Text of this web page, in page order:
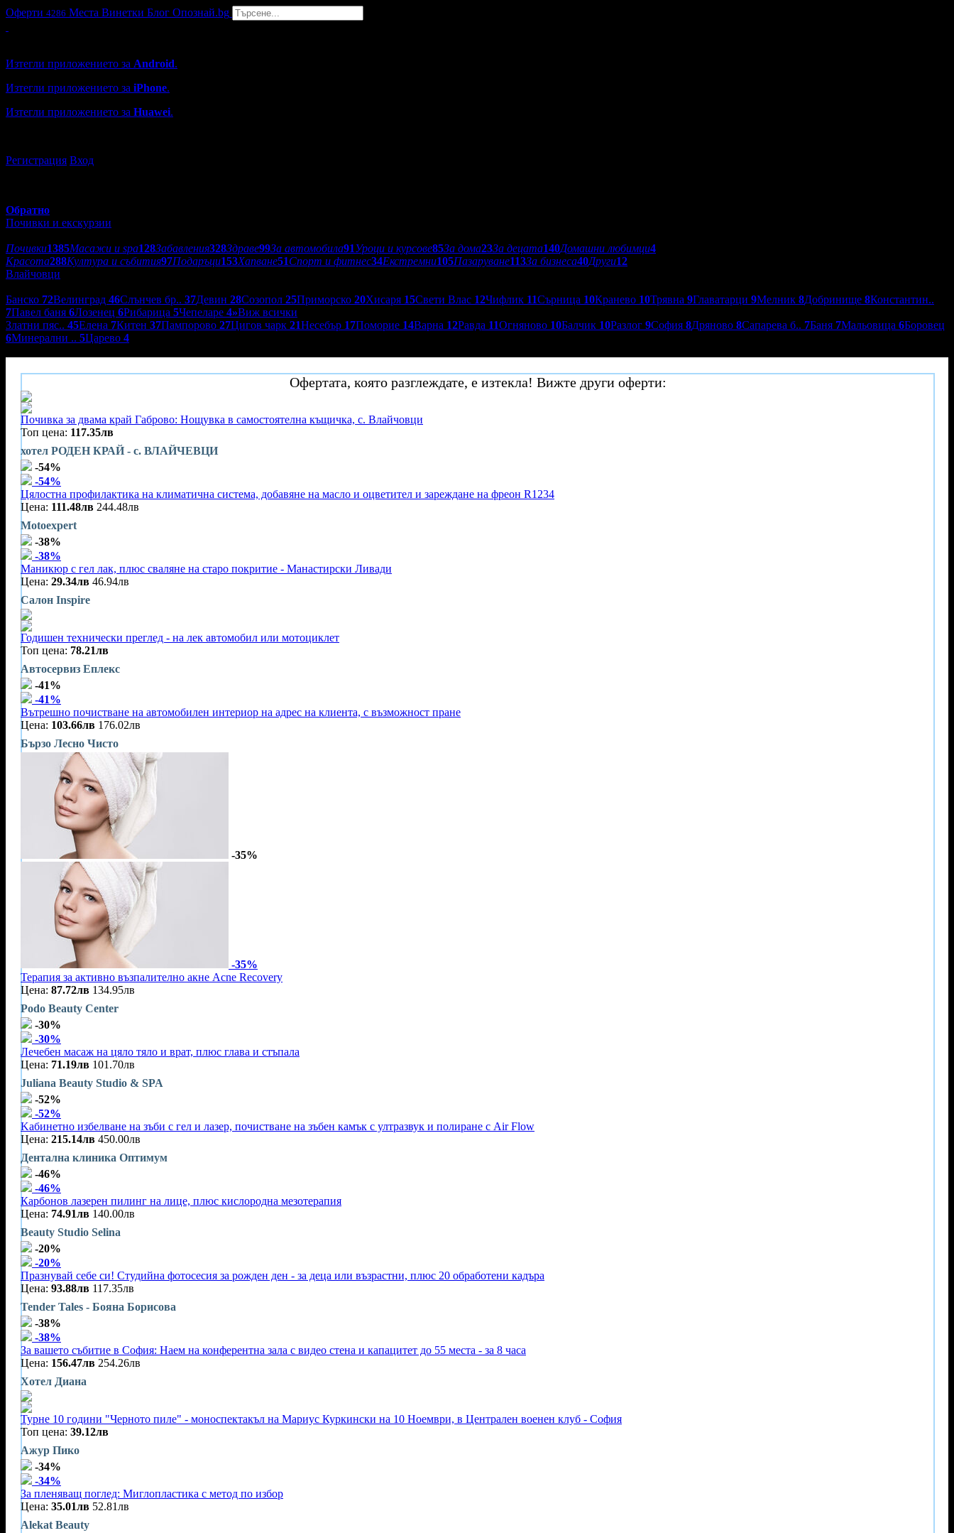
Оферти 4286 Места Винетки Блог Опознай.bg
Изтегли приложението за Android.
Изтегли приложението за iPhone.
Изтегли приложението за Huawei.
Регистрация Вход
Обратно
Почивки и екскурзии
Почивки1385Масажи и spa128Забавления328Здраве99За автомобила91Уроци и курсове85За дома23За децата140Домашни любимци4
Красота288Култура и събития97Подаръци153Хапване51Спорт и фитнес34Екстремни105Пазаруване113За бизнеса40Други12
Влайчовци
Банско 72Велинград 46Слънчев бр.. 37Девин 28Созопол 25Приморско 20Хисаря 15Свети Влас 12Чифлик 11Сърница 10Кранево 10Трявна 9Главатарци 9Мелник 8Добринище 8Константин..
7Павел баня 6Лозенец 6Рибарица 5Чепеларе 4»Виж всички
Златни пяс.. 45Елена 7Китен 37Пампорово 27Цигов чарк 21Несебър 17Поморие 14Варна 12Равда 11Огняново 10Балчик 10Разлог 9София 8Дряново 8Сапарева б.. 7Баня 7Мальовица 6Боровец
6Минерални .. 5Царево 4
Офертата, която разглеждате, е изтекла! Вижте други оферти:
Почивка за двама край Габрово: Нощувка в самостоятелна къщичка, с. Влайчовци
Топ цена: 117.35лв
хотел РОДЕН КРАЙ - с. ВЛАЙЧЕВЦИ
-54%
-54%
Цялостна профилактика на климатична система, добавяне на масло и оцветител и зареждане на фреон R1234
Цена: 111.48лв 244.48лв
Motoexpert
-38%
-38%
Маникюр с гел лак, плюс сваляне на старо покритие - Манастирски Ливади
Цена: 29.34лв 46.94лв
Салон Inspire
Годишен технически преглед - на лек автомобил или мотоциклет
Топ цена: 78.21лв
Автосервиз Еплекс
-41%
-41%
Вътрешно почистване на автомобилен интериор на адрес на клиента, с възможност пране
Цена: 103.66лв 176.02лв
Бързо Лесно Чисто
-35%
-35%
Терапия за активно възпалително акне Acne Recovery
Цена: 87.72лв 134.95лв
Podo Beauty Center
-30%
-30%
Лечебен масаж на цяло тяло и врат, плюс глава и стъпала
Цена: 71.19лв 101.70лв
Juliana Beauty Studio & SPA
-52%
-52%
Kабинетно избелване на зъби с гел и лазер, почистване на зъбен камък с ултразвук и полиране с Air Flow
Цена: 215.14лв 450.00лв
Дентална клиника Оптимум
-46%
-46%
Карбонов лазерен пилинг на лице, плюс кислородна мезотерапия
Цена: 74.91лв 140.00лв
Beauty Studio Selina
-20%
-20%
Празнувай себе си! Студийна фотосесия за рожден ден - за деца или възрастни, плюс 20 обработени кадъра
Цена: 93.88лв 117.35лв
Tender Tales - Бояна Борисова
-38%
-38%
За вашето събитие в София: Наем на конферентна зала с видео стена и капацитет до 55 места - за 8 часа
Цена: 156.47лв 254.26лв
Хотел Диана
Турне 10 години "Черното пиле" - моноспектакъл на Мариус Куркински на 10 Ноември, в Централен военен клуб - София
Топ цена: 39.12лв
Ажур Пико
-34%
-34%
За пленяващ поглед: Миглопластика с метод по избор
Цена: 35.01лв 52.81лв
Alekat Beauty